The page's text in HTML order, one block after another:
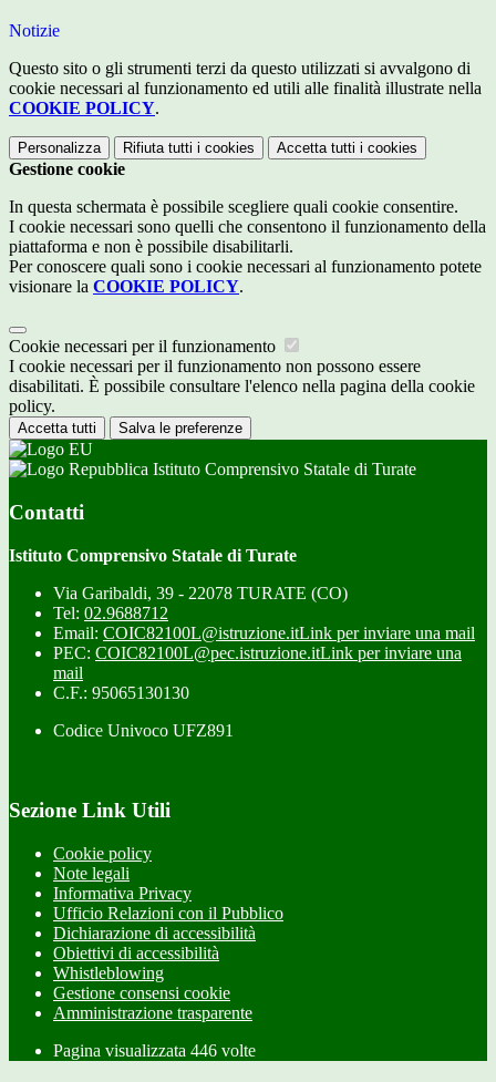
Notizie
Questo sito o gli strumenti terzi da questo utilizzati si avvalgono di
cookie necessari al funzionamento ed utili alle finalità illustrate nella
COOKIE POLICY.
Personalizza Rifiuta tutti i cookies Accetta tutti i cookies
Gestione cookie
In questa schermata è possibile scegliere quali cookie consentire.
I cookie necessari sono quelli che consentono il funzionamento della
piattaforma e non è possibile disabilitarli.
Per conoscere quali sono i cookie necessari al funzionamento potete
visionare la COOKIE POLICY.
Cookie necessari per il funzionamento
I cookie necessari per il funzionamento non possono essere
disabilitati. È possibile consultare l'elenco nella pagina della cookie
policy.
Accetta tutti Salva le preferenze
Istituto Comprensivo Statale di Turate
Contatti
Istituto Comprensivo Statale di Turate
Via Garibaldi, 39 - 22078 TURATE (CO)
Tel: 02.9688712
Email: COIC82100L@istruzione.itLink per inviare una mail
PEC: COIC82100L@pec.istruzione.itLink per inviare una
mail
C.F.: 95065130130
Codice Univoco UFZ891
Sezione Link Utili
Cookie policy
Note legali
Informativa Privacy
Ufficio Relazioni con il Pubblico
Dichiarazione di accessibilità
Obiettivi di accessibilità
Whistleblowing
Gestione consensi cookie
Amministrazione trasparente
Pagina visualizzata 446 volte